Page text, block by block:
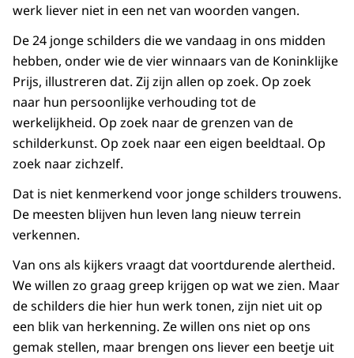
werk liever niet in een net van woorden vangen.
De 24 jonge schilders die we vandaag in ons midden
hebben, onder wie de vier winnaars van de Koninklijke
Prijs, illustreren dat. Zij zijn allen op zoek. Op zoek
naar hun persoonlijke verhouding tot de
werkelijkheid. Op zoek naar de grenzen van de
schilderkunst. Op zoek naar een eigen beeldtaal. Op
zoek naar zichzelf.
Dat is niet kenmerkend voor jonge schilders trouwens.
De meesten blijven hun leven lang nieuw terrein
verkennen.
Van ons als kijkers vraagt dat voortdurende alertheid.
We willen zo graag greep krijgen op wat we zien. Maar
de schilders die hier hun werk tonen, zijn niet uit op
een blik van herkenning. Ze willen ons niet op ons
gemak stellen, maar brengen ons liever een beetje uit